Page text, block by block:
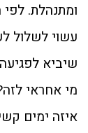
ומתנהלת.
עשוי לשלול
שיביא
מי אחראי
איזה ימים